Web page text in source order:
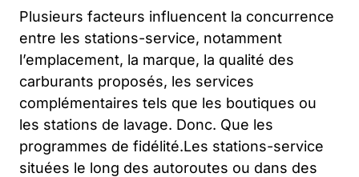
Plusieurs facteurs influencent la concurrence
entre les stations-service, notamment
l’emplacement, la marque, la qualité des
carburants proposés, les services
complémentaires tels que les boutiques ou
les stations de lavage. Donc. Que les
programmes de fidélité.Les stations-service
situées le long des autoroutes ou dans des